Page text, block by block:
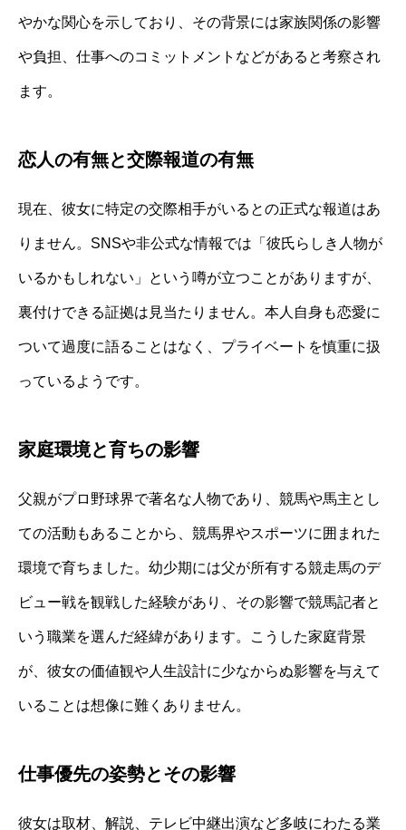
やかな関心を示しており、その背景には家族関係の影響
や負担、仕事へのコミットメントなどがあると考察され
ます。
恋人の有無と交際報道の有無
現在、彼女に特定の交際相手がいるとの正式な報道はあ
りません。SNSや非公式な情報では「彼氏らしき人物が
いるかもしれない」という噂が立つことがありますが、
裏付けできる証拠は見当たりません。本人自身も恋愛に
ついて過度に語ることはなく、プライベートを慎重に扱
っているようです。
家庭環境と育ちの影響
父親がプロ野球界で著名な人物であり、競馬や馬主とし
ての活動もあることから、競馬界やスポーツに囲まれた
環境で育ちました。幼少期には父が所有する競走馬のデ
ビュー戦を観戦した経験があり、その影響で競馬記者と
いう職業を選んだ経緯があります。こうした家庭背景
が、彼女の価値観や人生設計に少なからぬ影響を与えて
いることは想像に難くありません。
仕事優先の姿勢とその影響
彼女は取材、解説、テレビ中継出演など多岐にわたる業